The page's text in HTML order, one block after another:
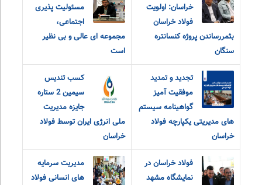
خراسان: اولویت
فولاد خراسان
بثمررساندن پروژه کنسانتره
سنگان
مسئولیت پذیری
اجتماعی،
مجموعه ای عالی و بی نظیر
است
تجدید و تمدید
موفقیت آمیز
گواهینامه سیستم
های مدیریتی یکپارچه فولاد
خراسان
کسب تندیس
سیمین 2 ستاره
جایزه مدیریت
ملی انرژی ایران توسط فولاد
خراسان
فولاد خراسان در
نمایشگاه مشهد
مدیریت سرمایه
های انسانی فولاد